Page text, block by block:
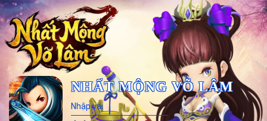
NHẤT MỘNG VÕ LÂM
Nhập vai